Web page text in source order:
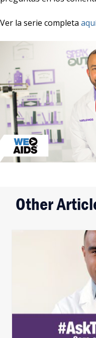
Ver la serie completa
Other